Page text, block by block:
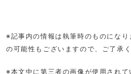
※記事内の情報は執筆時のものになり
の可能性もございますので、ご了承く
※本文中に第三者の画像が使用され